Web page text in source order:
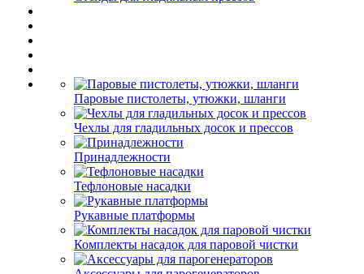
Паровые пистолеты, утюжки, шланги
Чехлы для гладильных досок и прессов
Принадлежности
Тефлоновые насадки
Рукавные платформы
Комплекты насадок для паровой чистки